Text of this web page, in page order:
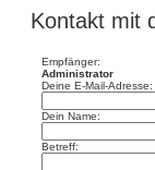
Kontakt mit
Empfänger:
Administrator
Deine E-Mail-Adresse:
Dein Name:
Betreff: